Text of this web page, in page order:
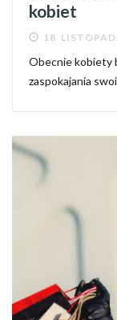
kobiet
18
Obecnie kobiety
zaspokajania
przeciwną płeć...